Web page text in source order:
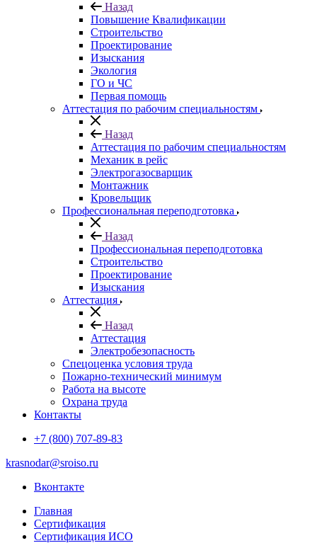
Назад
Повышение Квалификации
Строительство
Проектирование
Изыскания
Экология
ГО и ЧС
Первая помощь
Аттестация по рабочим специальностям
Назад
Аттестация по рабочим специальностям
Механик в рейс
Электрогазосварщик
Монтажник
Кровельщик
Профессиональная переподготовка
Назад
Профессиональная переподготовка
Строительство
Проектирование
Изыскания
Аттестация
Назад
Аттестация
Электробезопасность
Спецоценка условия труда
Пожарно-технический минимум
Работа на высоте
Охрана труда
Контакты
+7 (800) 707-89-83
krasnodar@sroiso.ru
Вконтакте
Главная
Сертификация
Сертификация ИСО